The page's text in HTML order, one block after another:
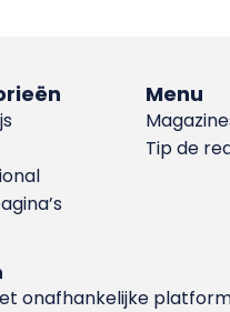
Menu
Tip de
onafhankelijke